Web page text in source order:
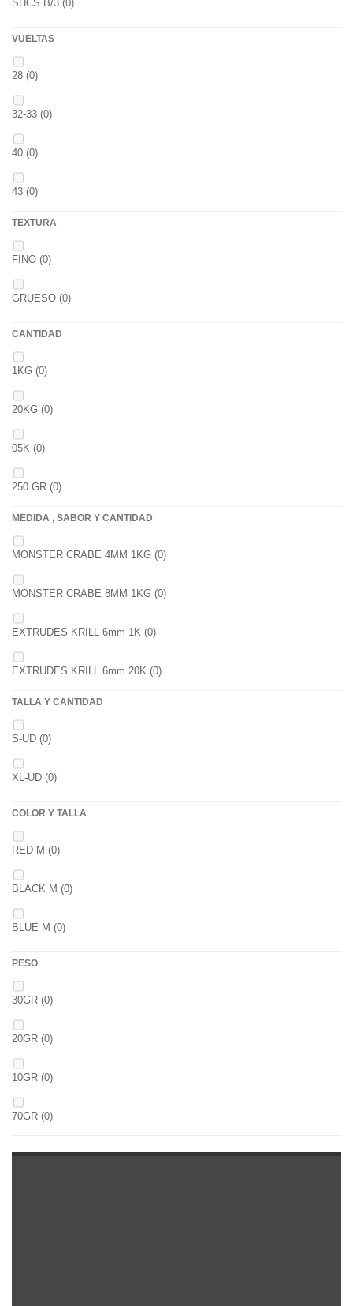
PIÑA
SCOPEX
TUTTI
FRESA
OCEAN LIVER
GOLDEN X
SHCS B/3 (0)
VUELTAS
28 (0)
32-33 (0)
40 (0)
43 (0)
TEXTURA
FINO (0)
GRUESO (0)
CANTIDAD
1KG (0)
20KG (0)
05K (0)
250 GR (0)
3 K
5 K
MEDIDA , SABOR Y CANTIDAD
MONSTER CRABE 4MM 1KG (0)
MONSTER CRABE 8MM 1KG (0)
EXTRUDES KRILL 6mm 1K (0)
EXTRUDES KRILL 6mm 20K (0)
NOIR POISSON 8MM 1K
TALLA Y CANTIDAD
S-UD (0)
XL-UD (0)
COLOR Y TALLA
RED M (0)
BLACK M (0)
BLUE M (0)
PESO
30GR (0)
20GR (0)
10GR (0)
70GR (0)